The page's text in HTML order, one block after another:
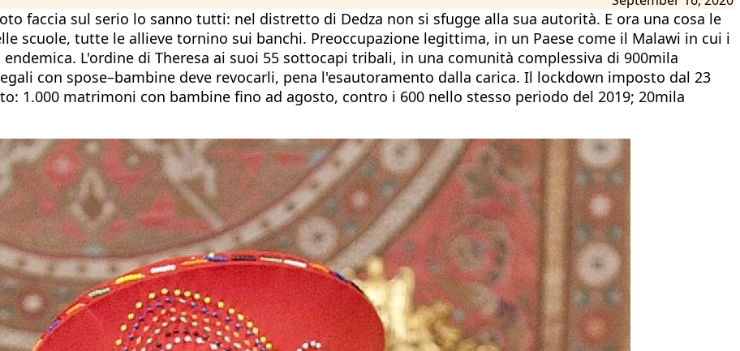
faccia sul serio lo sanno tutti: nel distretto di Dedza non si sfugge alla sua autorità. E ora una cosa le
scuole, tutte le allieve tornino sui banchi. Preoccupazione legittima, in un Paese come il Malawi in cui i
L'ordine di Theresa ai suoi 55 sottocapi tribali, in una comunità complessiva di 900mila
con spose–bambine deve revocarli, pena l'esautoramento dalla carica. Il lockdown imposto dal 23
1.000 matrimoni con bambine fino ad agosto, contro i 600 nello stesso periodo del 2019; 20mila